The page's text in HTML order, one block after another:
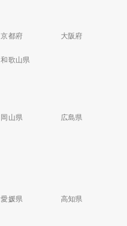
京都府 大阪府
和歌山県
岡山県 広島県
愛媛県 高知県